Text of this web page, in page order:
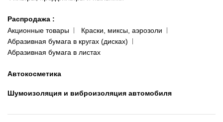
Распродажа :
Акционные товары
Краски, миксы, аэрозоли
Абразивная бумага в кругах (дисках)
Абразивная бумага в листах
Автокосметика
Шумоизоляция и виброизоляция автомобиля